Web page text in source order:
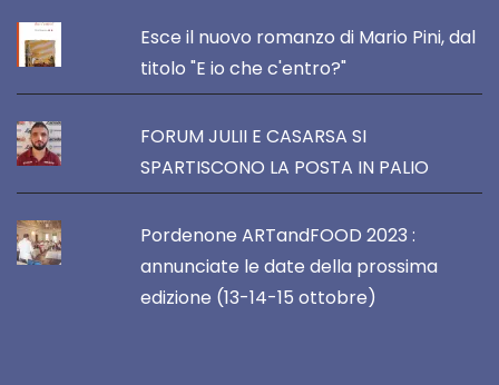
Esce il nuovo romanzo di Mario Pini, dal
titolo "E io che c'entro?"
FORUM JULII E CASARSA SI
SPARTISCONO LA POSTA IN PALIO
Pordenone ARTandFOOD 2023 :
annunciate le date della prossima
edizione (13-14-15 ottobre)